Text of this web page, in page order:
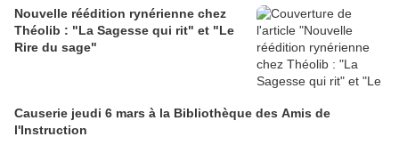
Nouvelle réédition rynérienne chez
Théolib : "La Sagesse qui rit" et "Le
Rire du sage"
Causerie jeudi 6 mars à la Bibliothèque des Amis de
l'Instruction